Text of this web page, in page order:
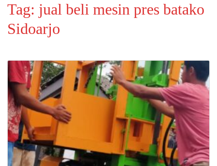
Tag: jual beli mesin pres batako
Sidoarjo